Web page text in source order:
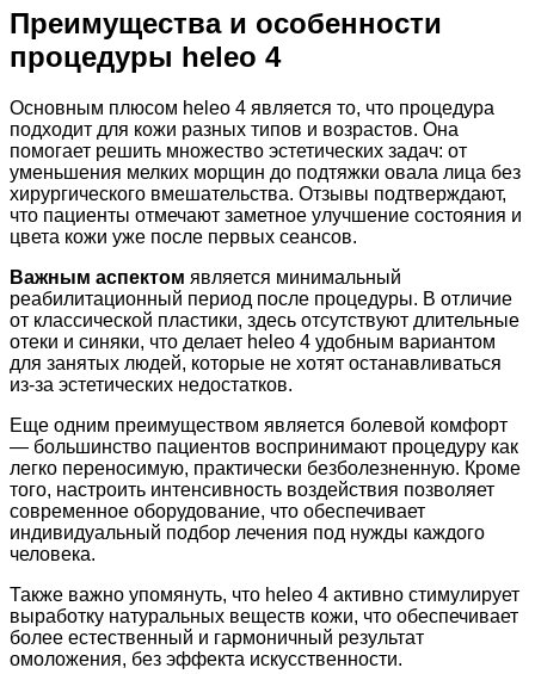
Преимущества и особенности
процедуры heleo 4
Основным плюсом heleo 4 является то, что процедура
подходит для кожи разных типов и возрастов. Она
помогает решить множество эстетических задач: от
уменьшения мелких морщин до подтяжки овала лица без
хирургического вмешательства. Отзывы подтверждают,
что пациенты отмечают заметное улучшение состояния и
цвета кожи уже после первых сеансов.
Важным аспектом является минимальный
реабилитационный период после процедуры. В отличие
от классической пластики, здесь отсутствуют длительные
отеки и синяки, что делает heleo 4 удобным вариантом
для занятых людей, которые не хотят останавливаться
из-за эстетических недостатков.
Еще одним преимуществом является болевой комфорт
— большинство пациентов воспринимают процедуру как
легко переносимую, практически безболезненную. Кроме
того, настроить интенсивность воздействия позволяет
современное оборудование, что обеспечивает
индивидуальный подбор лечения под нужды каждого
человека.
Также важно упомянуть, что heleo 4 активно стимулирует
выработку натуральных веществ кожи, что обеспечивает
более естественный и гармоничный результат
омоложения, без эффекта искусственности.